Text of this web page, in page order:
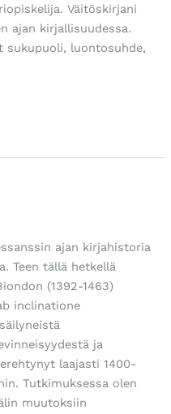
Väitöskirjani
ajan kirjallisuudessa.
sukupuoli, luontosuhde,
ajan kirjahistoria
Teen tällä hetkellä
(1392-1463)
inclinatione
ja
laajasti 1400-
Tutkimuksessa olen
muutoksiin